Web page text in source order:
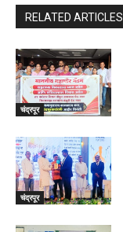
RELATED ARTICLES
चंद्रपूर
चंद्रपूर